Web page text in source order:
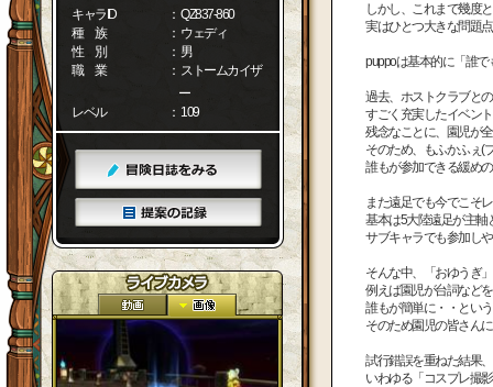
キャラID
： QZ837-860
種 族
： ウェディ
性 別
： 男
職 業
： ストームカイザ
ー
レベル
： 109
しかし、これまで幾度
実はひとつ大きな問題
puppoは基本的に「誰
過去、ホストクラブと
すごく充実したイベン
残念なことに、園児が
そのため、もふかふぇ(
誰もが参加できる緩め
また遠足でも今でこそ
基本は5大陸遠足が主軸
サブキャラでも参加し
そんな中、「おゆうぎ
例えば園児が台詞など
誰もが簡単に・・とい
そのため園児の皆さん
試行錯誤を重ねた結果
いわゆる「コスプレ撮